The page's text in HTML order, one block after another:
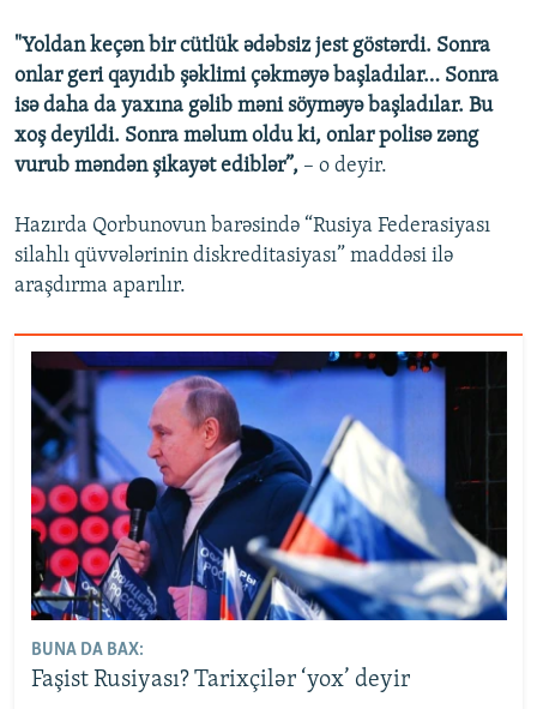
"Yoldan keçən bir cütlük ədəbsiz jest göstərdi. Sonra
onlar geri qayıdıb şəklimi çəkməyə başladılar… Sonra
isə daha da yaxına gəlib məni söyməyə başladılar. Bu
xoş deyildi. Sonra məlum oldu ki, onlar polisə zəng
vurub məndən şikayət ediblər”, – o deyir.
Hazırda Qorbunovun barəsində “Rusiya Federasiyası
silahlı qüvvələrinin diskreditasiyası” maddəsi ilə
araşdırma aparılır.
BUNA DA BAX:
Faşist Rusiyası? Tarixçilər ‘yox’ deyir